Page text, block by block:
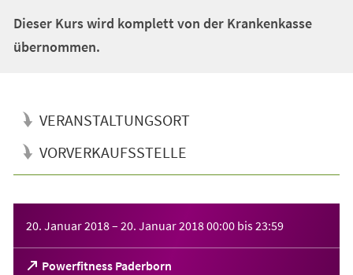
Dieser Kurs wird komplett von der Krankenkasse
übernommen.
VERANSTALTUNGSORT
VORVERKAUFSSTELLE
20. Januar 2018– 20. Januar 201800:00 bis23:59
Powerfitness Paderborn
(Öffnet